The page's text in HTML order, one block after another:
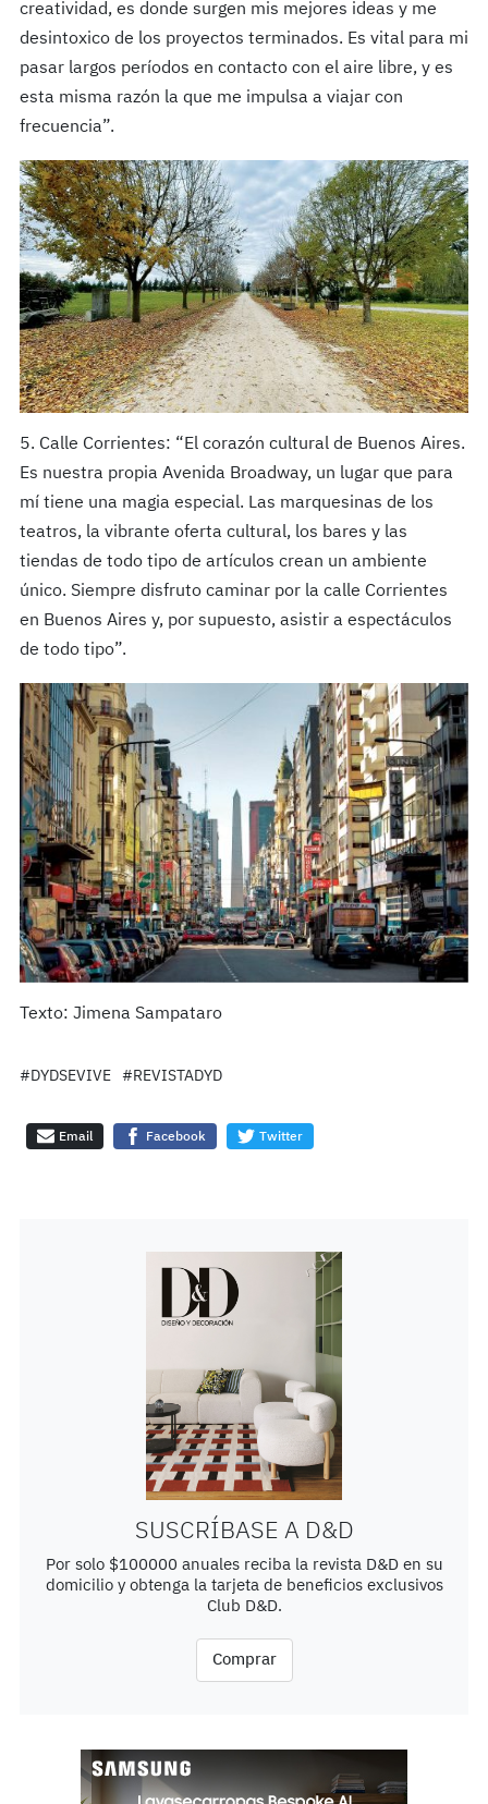
creatividad, es donde surgen mis mejores ideas y me
desintoxico de los proyectos terminados. Es vital para mi
pasar largos períodos en contacto con el aire libre, y es
esta misma razón la que me impulsa a viajar con
frecuencia”.
5. Calle Corrientes: “El corazón cultural de Buenos Aires.
Es nuestra propia Avenida Broadway, un lugar que para
mí tiene una magia especial. Las marquesinas de los
teatros, la vibrante oferta cultural, los bares y las
tiendas de todo tipo de artículos crean un ambiente
único. Siempre disfruto caminar por la calle Corrientes
en Buenos Aires y, por supuesto, asistir a espectáculos
de todo tipo”.
Texto: Jimena Sampataro
#DYDSEVIVE #REVISTADYD
Email Facebook Twitter
SUSCRÍBASE A D&D
Por solo $100000 anuales reciba la revista D&D en su
domicilio y obtenga la tarjeta de beneficios exclusivos
Club D&D.
Comprar